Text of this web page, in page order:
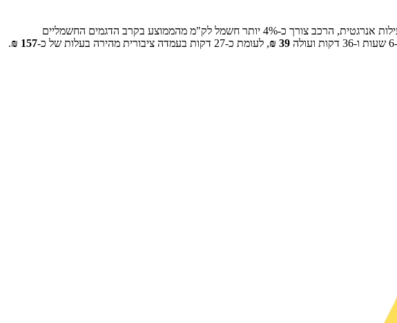
אנרגטית, הרכב צורך כ- 4 % יותר חשמל לק"מ מהממוצע בקרב הדגמים החשמליים
6 שעות ו-36 דקות ועולה 39
₪, לעומת כ-27 דקות בעמדה ציבורית מהירה בעלות של כ-157
₪
.